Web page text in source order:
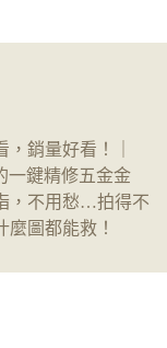
，銷量好看！｜
一鍵精修五金金
，不用愁…拍得不
麼圖都能救！